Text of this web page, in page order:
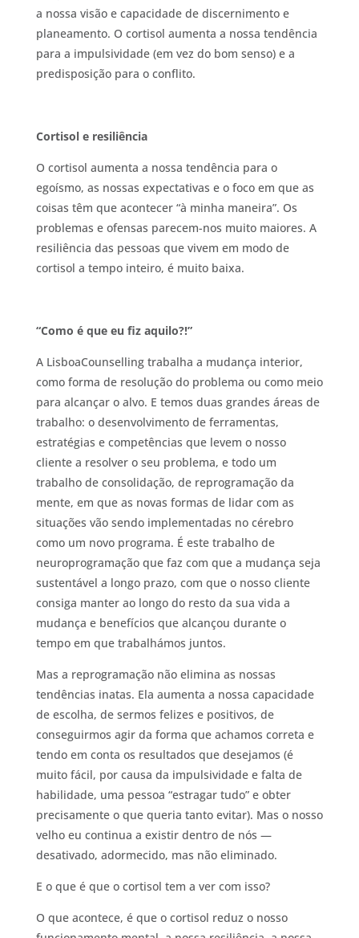
a nossa visão e capacidade de discernimento e
planeamento. O cortisol aumenta a nossa tendência
para a impulsividade (em vez do bom senso) e a
predisposição para o conflito.
Cortisol e resiliência
O cortisol aumenta a nossa tendência para o
egoísmo, as nossas expectativas e o foco em que as
coisas têm que acontecer “à minha maneira”. Os
problemas e ofensas parecem-nos muito maiores. A
resiliência das pessoas que vivem em modo de
cortisol a tempo inteiro, é muito baixa.
“Como é que eu fiz aquilo?!”
A LisboaCounselling trabalha a mudança interior,
como forma de resolução do problema ou como meio
para alcançar o alvo. E temos duas grandes áreas de
trabalho: o desenvolvimento de ferramentas,
estratégias e competências que levem o nosso
cliente a resolver o seu problema, e todo um
trabalho de consolidação, de reprogramação da
mente, em que as novas formas de lidar com as
situações vão sendo implementadas no cérebro
como um novo programa. É este trabalho de
neuroprogramação que faz com que a mudança seja
sustentável a longo prazo, com que o nosso cliente
consiga manter ao longo do resto da sua vida a
mudança e benefícios que alcançou durante o
tempo em que trabalhámos juntos.
Mas a reprogramação não elimina as nossas
tendências inatas. Ela aumenta a nossa capacidade
de escolha, de sermos felizes e positivos, de
conseguirmos agir da forma que achamos correta e
tendo em conta os resultados que desejamos (é
muito fácil, por causa da impulsividade e falta de
habilidade, uma pessoa “estragar tudo” e obter
precisamente o que queria tanto evitar). Mas o nosso
velho eu continua a existir dentro de nós —
desativado, adormecido, mas não eliminado.
E o que é que o cortisol tem a ver com isso?
O que acontece, é que o cortisol reduz o nosso